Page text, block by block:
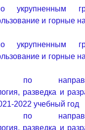
укрупненным
и горные
укрупненным
и горные
по
разведка и
2022 учебный год
по
разведка и